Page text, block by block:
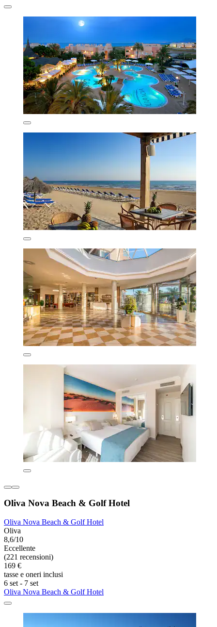
Oliva Nova Beach & Golf Hotel
Oliva Nova Beach & Golf Hotel
Oliva
8,6/10
Eccellente
(221 recensioni)
169 €
tasse e oneri inclusi
6 set - 7 set
Oliva Nova Beach & Golf Hotel